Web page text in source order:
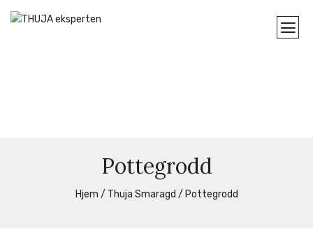
Pottegrodd
Hjem / Thuja Smaragd / Pottegrodd